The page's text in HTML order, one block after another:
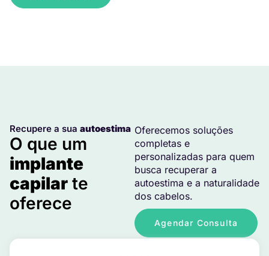
Recupere a sua autoestima
O que um
implante
capilar te
oferece
Oferecemos soluções
completas e
personalizadas para quem
busca recuperar a
autoestima e a naturalidade
dos cabelos.
Agendar Consulta